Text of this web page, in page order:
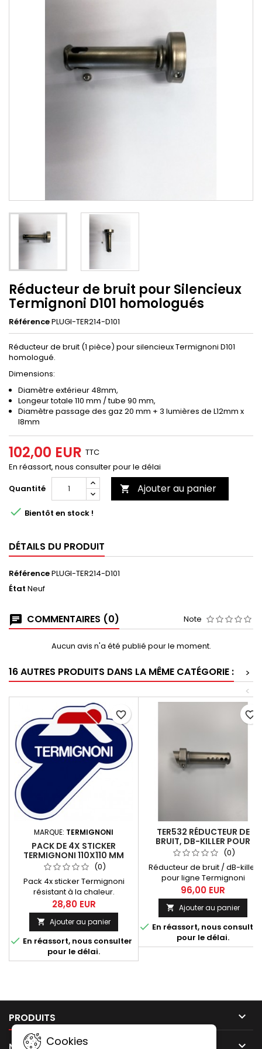
Réducteur de bruit pour Silencieux
Termignoni D101 homologués
RéférencePLUGI-TER214-D101
Réducteur de bruit (1 pièce) pour silencieux Termignoni D101
homologué.
Dimensions:
Diamètre extérieur 48mm,
Longeur totale 110 mm / tube 90 mm,
Diamètre passage des gaz 20 mm + 3 lumières de L12mm x
l8mm
102,00 EUR TTC
En réassort, nous consulter pour le délai
Quantité
 Ajouter au panier
 Bientôt en stock !
DÉTAILS DU PRODUIT
RéférencePLUGI-TER214-D101
État Neuf
COMMENTAIRES (0) Note
Aucun avis n'a été publié pour le moment.
16 AUTRES PRODUITS DANS LA MÊME CATÉGORIE :
>
<
MARQUE: TERMIGNONI
PACK DE 4X STICKER
TERMIGNONI 110X110 MM
(0)
Pack 4x sticker Termignoni
résistant à la chaleur.
Dimension 110x110 mm
28,80 EUR
 Ajouter au panier
 En réassort, nous consulter
pour le délai.
favorite_border
TER532 RÉDUCTEUR DE
BRUIT, DB-KILLER POUR
LIGNE TERMIGNONI
Y104090... (MT-07, XSR 700,
TRACER 700)
(0)
Réducteur de bruit / dB-killer
pour ligne Termignoni
Y104090... Compatibles avec
les références
d'échappements suivantes :
Y104090CV, Y104090CVB,
Y104090TV.
96,00 EUR
 Ajouter au panier
 En réassort, nous consulter
pour le délai.
favorite_border
PRODUITS 

Cookies